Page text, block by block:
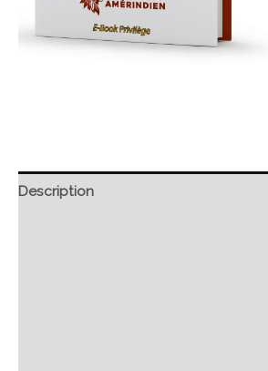
Description